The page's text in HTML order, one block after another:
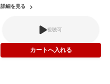
詳細を見る
視聴可